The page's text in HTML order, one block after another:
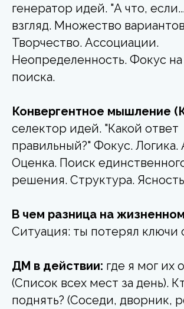
генератор идей. "А что,
взгляд. Множество
Творчество. Ассоциации.
Неопределенность. Фокус
поиска.
Конвергентное мышление
селектор идей. "Какой ответ
правильный?" Фокус. Логика.
Оценка. Поиск
решения. Структура.
В чем разница на
Ситуация: ты потерял ключи
ДМ в действии: где я мог их
(Список всех мест за день).
поднять? (Соседи, дворник,